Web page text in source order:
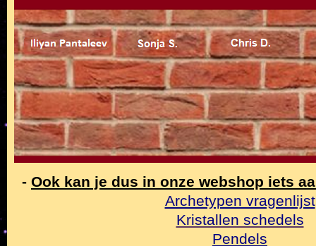
- Ook kan je dus in onze webshop iets
Archetypen vragenlijst
Kristallen schedels
Pendels